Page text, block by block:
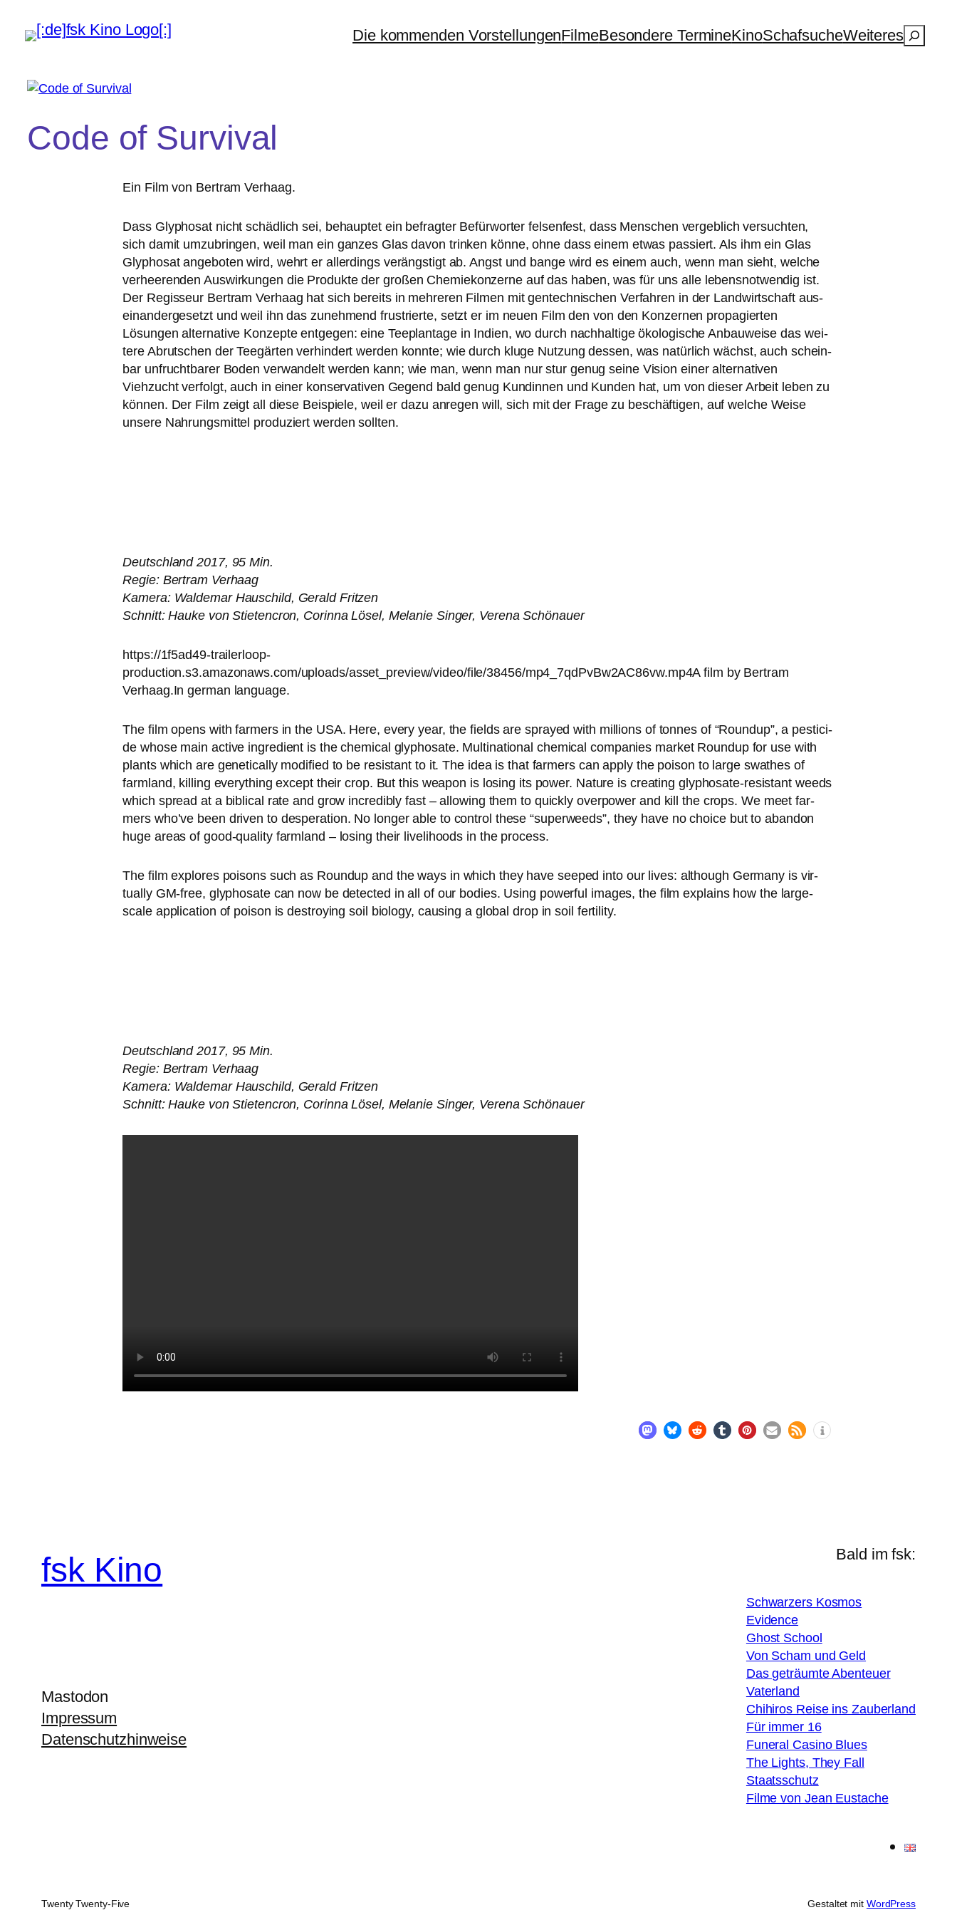
Die kommenden VorstellungenFilmeBesondere TermineKinoSchafsucheWeiteresSuchen
Code of Survival
Ein Film von Bertram Verhaag.
Dass Glyphosat nicht schäd­lich sei, behaup­tet ein befrag­ter Befürworter fel­sen­fest, dass Menschen ver­geb­lich ver­such­ten,
sich damit umzu­brin­gen, weil man ein gan­zes Glas davon trin­ken kön­ne, ohne dass einem etwas pas­siert. Als ihm ein Glas
Glyphosat ange­bo­ten wird, wehrt er aller­dings ver­ängs­tigt ab. Angst und ban­ge wird es einem auch, wenn man sieht, wel­che
ver­hee­ren­den Auswirkungen die Produkte der gro­ßen Chemiekonzerne auf das haben, was für uns alle lebens­not­wen­dig ist.
Der Regisseur Bertram Verhaag hat sich bereits in meh­re­ren Filmen mit gen­tech­ni­schen Verfahren in der Landwirtschaft aus­
ein­an­der­ge­setzt und weil ihn das zuneh­mend frus­trier­te, setzt er im neu­en Film den von den Konzernen pro­pa­gier­ten
Lösungen alter­na­ti­ve Konzepte ent­ge­gen: eine Teeplantage in Indien, wo durch nach­hal­ti­ge öko­lo­gi­sche Anbauweise das wei­
te­re Abrutschen der Teegärten ver­hin­dert wer­den konn­te; wie durch klu­ge Nutzung des­sen, was natür­lich wächst, auch schein­
bar unfrucht­ba­rer Boden ver­wan­delt wer­den kann; wie man, wenn man nur stur genug sei­ne Vision einer alter­na­ti­ven
Viehzucht ver­folgt, auch in einer kon­ser­va­ti­ven Gegend bald genug Kundinnen und Kunden hat, um von die­ser Arbeit leben zu
kön­nen. Der Film zeigt all die­se Beispiele, weil er dazu anre­gen will, sich mit der Frage zu beschäf­ti­gen, auf wel­che Weise
unse­re Nahrungsmittel pro­du­ziert wer­den sollten.
Deutschland 2017, 95 Min.
Regie: Bertram Verhaag
Kamera: Waldemar Hauschild, Gerald Fritzen
Schnitt: Hauke von Stietencron, Corinna Lösel, Melanie Singer, Verena Schönauer
https://1f5ad49-trailerloop-
production.s3.amazonaws.com/uploads/asset_preview/video/file/38456/mp4_7qdPvBw2AC86vw.mp4A film by Bertram
Verhaag.In ger­man language.
The film opens with far­mers in the USA. Here, every year, the fields are spray­ed with mil­li­ons of ton­nes of “Roundup”, a pesti­ci­
de who­se main acti­ve ingre­di­ent is the che­mi­cal gly­pho­sa­te. Multinational che­mi­cal com­pa­nies mar­ket Roundup for use with
plants which are gene­ti­cal­ly modi­fied to be resistant to it. The idea is that far­mers can app­ly the poi­son to lar­ge swa­thes of
farm­land, kil­ling ever­y­thing except their crop. But this wea­pon is losing its power. Nature is crea­ting gly­pho­sa­te-resistant weeds
which spread at a bibli­cal rate and grow incre­di­bly fast – allo­wing them to quick­ly over­power and kill the crops. We meet far­
mers who’ve been dri­ven to despe­ra­ti­on. No lon­ger able to con­trol the­se “super­weeds”, they have no choice but to aban­don
huge are­as of good-qua­li­ty farm­land – losing their liveli­hoods in the process.
The film explo­res poi­sons such as Roundup and the ways in which they have see­ped into our lives: alt­hough Germany is vir­
tual­ly GM-free, gly­pho­sa­te can now be detec­ted in all of our bodies. Using powerful images, the film explains how the lar­ge-
sca­le appli­ca­ti­on of poi­son is des­troy­ing soil bio­lo­gy, caus­ing a glo­bal drop in soil fertility.
Deutschland 2017, 95 Min.
Regie: Bertram Verhaag
Kamera: Waldemar Hauschild, Gerald Fritzen
Schnitt: Hauke von Stietencron, Corinna Lösel, Melanie Singer, Verena Schönauer
fsk Kino
Mastodon
Impressum
Datenschutzhinweise
Bald im fsk:
Schwarzers Kosmos
Evidence
Ghost School
Von Scham und Geld
Das geträumte Abenteuer
Vaterland
Chihiros Reise ins Zauberland
Für immer 16
Funeral Casino Blues
The Lights, They Fall
Staatsschutz
Filme von Jean Eustache
Twenty Twenty-Five Gestaltet mit WordPress